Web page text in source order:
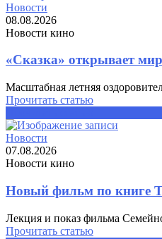
Новости
08.08.2026
Новости кино
«Сказка» открывает
Масштабная летняя
Прочитать статью
Новости
07.08.2026
Новости кино
Новый фильм по книге
Лекция и показ фильма
Прочитать статью